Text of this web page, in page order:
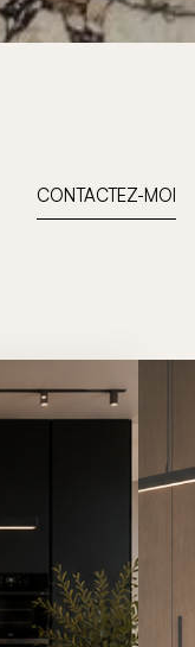
CONTACTEZ-MOI